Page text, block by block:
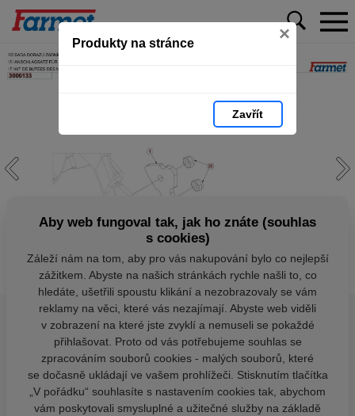
Produkty na stránce ×
Zavřít
Aby web fungoval tak, jak ho znáte (souhlas
s cookies)
Záleží nám na tom, aby pro vás nakupování bylo co nejlepší
zážitkem. Abyste na našich stránkách rychle našli to, co
hledáte, ušetřili spoustu klikání a nezobrazovaly se vám
reklamy na věci, které vás nezajímají. Abyste web viděli
v zobrazení na které jste zvyklí a nemuseli se pokaždé
přihlašovat. Proto od vás potřebujeme souhlas se
zpracováním souborů cookies - malých souborů, které
se dočasně ukládají ve vašem prohlížeči. Stisknutím tlačítka
„V pořádku“ souhlasíte s nastavením cookies tak, abychom
vám poskytovali smysluplné a užitečné služby na základě